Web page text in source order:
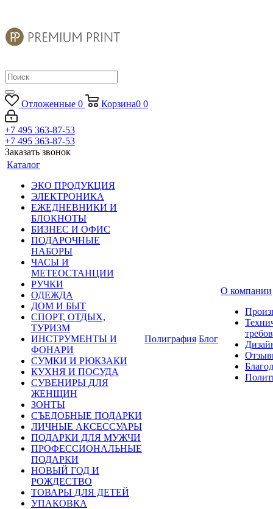
Отложенные 0 Корзина0 0
+7 495 363-87-53
+7 495 363-87-53
Заказать звонок
Каталог
ЭКО ПРОДУКЦИЯ
ЭЛЕКТРОНИКА
ЕЖЕДНЕВНИКИ И
БЛОКНОТЫ
БИЗНЕС И ОФИС
ПОДАРОЧНЫЕ
НАБОРЫ
ЧАСЫ И
МЕТЕОСТАНЦИИ
РУЧКИ
ОДЕЖДА
ДОМ И БЫТ
СПОРТ, ОТДЫХ,
ТУРИЗМ
ИНСТРУМЕНТЫ И
ФОНАРИ
СУМКИ И РЮКЗАКИ
КУХНЯ И ПОСУДА
СУВЕНИРЫ ДЛЯ
ЖЕНЩИН
ЗОНТЫ
СЪЕДОБНЫЕ ПОДАРКИ
ЛИЧНЫЕ АКСЕССУАРЫ
ПОДАРКИ ДЛЯ МУЖЧИ
ПРОФЕССИОНАЛЬНЫЕ
ПОДАРКИ
НОВЫЙ ГОД И
РОЖДЕСТВО
ТОВАРЫ ДЛЯ ДЕТЕЙ
УПАКОВКА
Полиграфия Блог
О компании